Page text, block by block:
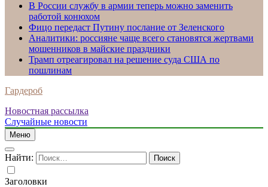
В России службу в армии теперь можно заменить
работой конюхом
Фицо передаст Путину послание от Зеленского
Аналитики: россияне чаще всего становятся жертвами
мошенников в майские праздники
Трамп отреагировал на решение суда США по
пошлинам
Гардероб
Новостная рассылка
Случайные новости
Меню
Найти:
Заголовки